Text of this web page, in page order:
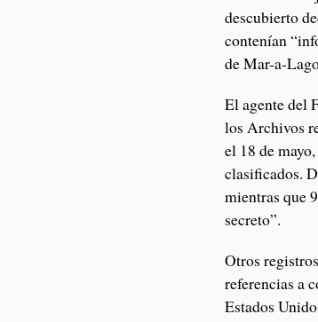
descubierto
contenían
de Mar-a-
El agente del
los Archivos
el 18 de
clasificados.
mientras que
secreto”.
Otros
referencias a
Estados